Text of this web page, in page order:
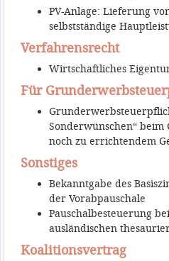
PV-Anlage: Lieferung
selbstständige
Verfahrensrecht
Wirtschaftliches
Für
Sonderwünschen“
noch zu errichtendem
Sonstiges
Bekanntgabe des
der Vorabpauschale
Pauschalbesteuerung
ausländischen
Koalitionsvertrag